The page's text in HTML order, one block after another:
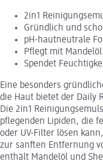
2in1
Gründlich und
pH-hautneutrale
Pflegt mit
Spendet
Eine besonders
die Haut bietet der Daily
Die 2in1
pflegenden Lipiden, die
oder UV-Filter lösen
zur sanften Entfernung
enthält Mandelöl und